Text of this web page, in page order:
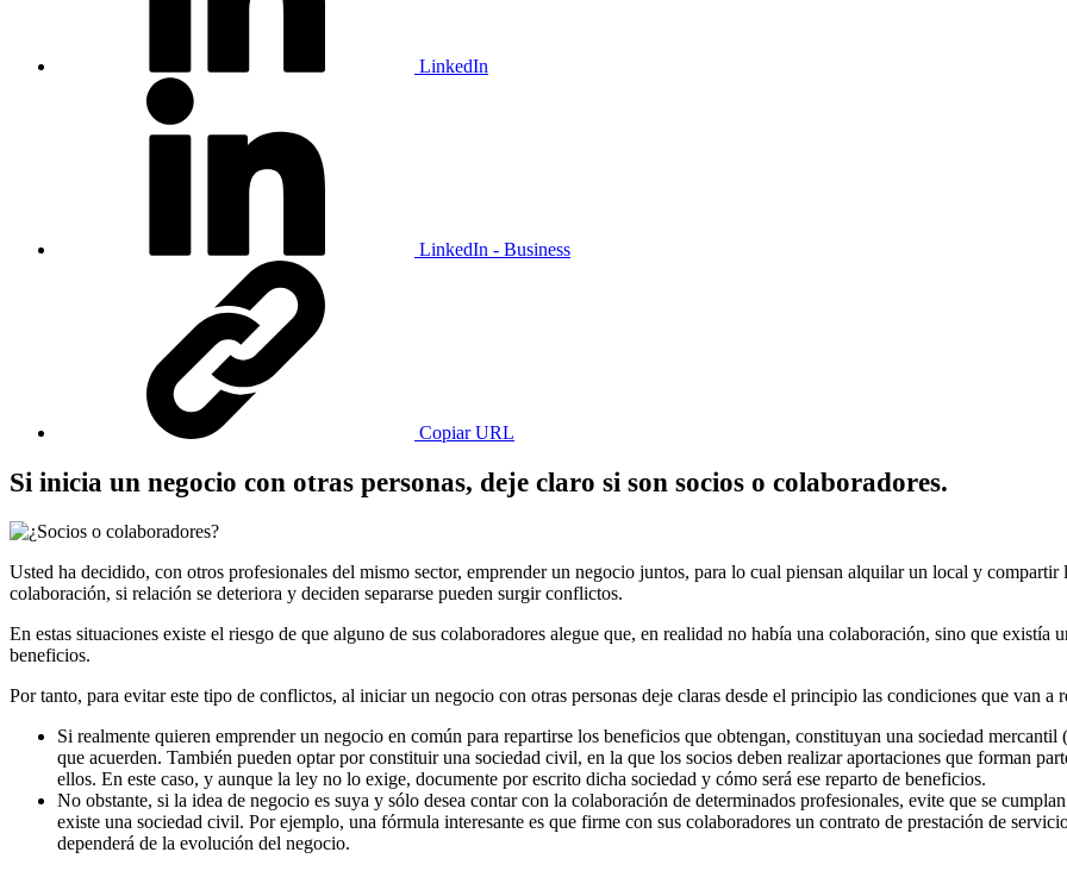
LinkedIn
LinkedIn - Business
Copiar URL
Si inicia un negocio con otras personas, deje claro si son socios o colaboradores.
Usted ha decidido, con otros profesionales del mismo sector, emprender un negocio juntos, para lo cual piensan alquilar un local y compartir
colaboración, si relación se deteriora y deciden separarse pueden surgir conflictos.
En estas situaciones existe el riesgo de que alguno de sus colaboradores alegue que, en realidad no había una colaboración, sino que existía
beneficios.
Por tanto, para evitar este tipo de conflictos, al iniciar un negocio con otras personas deje claras desde el principio las condiciones que van a
Si realmente quieren emprender un negocio en común para repartirse los beneficios que obtengan, constituyan una sociedad
que acuerden. También pueden optar por constituir una sociedad civil, en la que los socios deben realizar aportaciones que forman
ellos. En este caso, y aunque la ley no lo exige, documente por escrito dicha sociedad y cómo será ese reparto de beneficios.
No obstante, si la idea de negocio es suya y sólo desea contar con la colaboración de determinados profesionales, evite que se
existe una sociedad civil. Por ejemplo, una fórmula interesante es que firme con sus colaboradores un contrato de prestación de
dependerá de la evolución del negocio.